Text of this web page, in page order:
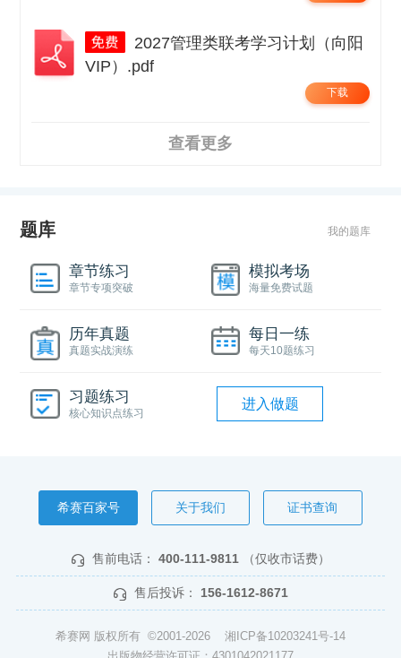
VIP）.pdf
下载
查看更多
题库 我的题库
章节练习
章节专项突破
模拟考场
海量免费试题
历年真题
真题实战演练
每日一练
每天10题练习
习题练习
核心知识点练习
进入做题
希赛百家号 关于我们 证书查询
售前电话： 400-111-9811 （仅收市话费）
售后投诉： 156-1612-8671
希赛网 版权所有 ©2001-2026 湘ICP备10203241号-14